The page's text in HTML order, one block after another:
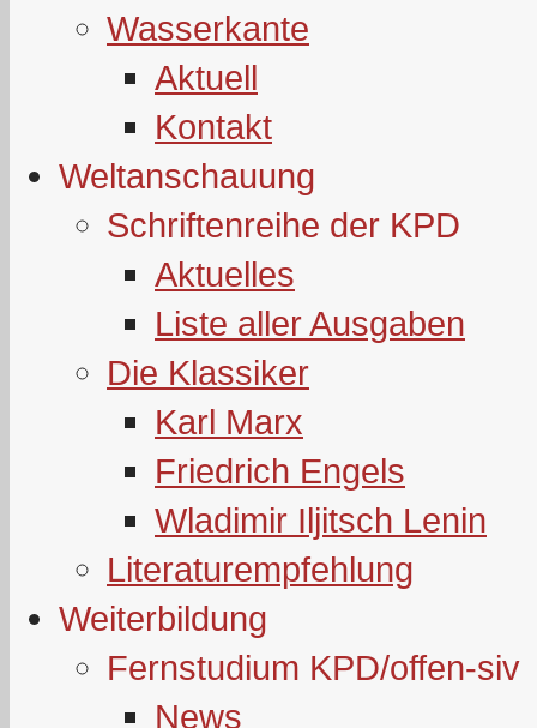
Wasserkante
Aktuell
Kontakt
Weltanschauung
Schriftenreihe der KPD
Aktuelles
Liste aller Ausgaben
Die Klassiker
Karl Marx
Friedrich Engels
Wladimir Iljitsch Lenin
Literaturempfehlung
Weiterbildung
Fernstudium KPD/offen-siv
News